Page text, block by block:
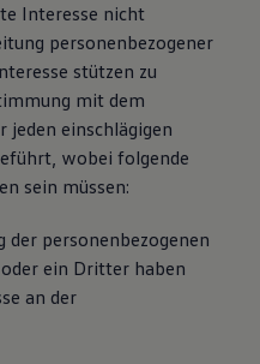
Interesse nicht
personenbezogener
stützen zu
mit dem
einschlägigen
wobei folgende
sein müssen:
der personenbezogenen
ein Dritter haben
an der